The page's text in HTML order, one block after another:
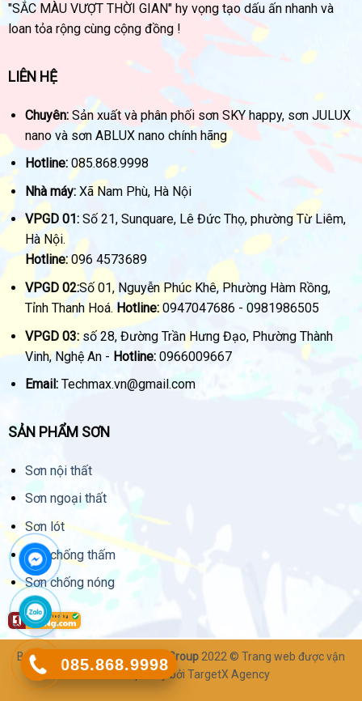
085.868.9998
"SẮC MÀU VƯỢT THỜI GIAN" hy vọng tạo dấu ấn nhanh và
loan tỏa rộng cùng cộng đồng !
LIÊN HỆ
Chuyên:Sản xuất và phân phối sơn SKY happy, sơn JULUX
nano và sơn ABLUX nano chính hãng
Hotline:085.868.9998
Nhà máy:Xã Nam Phù, Hà Nội
VPGD 01:Số 21, Sunquare, Lê Đức Thọ, phường Từ Liêm,
Hà Nội.
Hotline:096 4573689
VPGD 02:Số 01, Nguyễn Phúc Khê, Phường Hàm Rồng,
Tỉnh Thanh Hoá.Hotline:0947047686 - 0981986505
VPGD 03:số 28, Đường Trần Hưng Đạo, Phường Thành
Vinh, Nghệ An - Hotline:0966009667
Email:Techmax.vn@gmail.com
SẢN PHẨM SƠN
Sơn nội thất
Sơn ngoại thất
Sơn lót
Sơn chống thấm
Sơn chống nóng
Bản quyền thuộc vềTechmax Group 2022 © Trang web được vận
hành & quản lý bởi TargetX Agency